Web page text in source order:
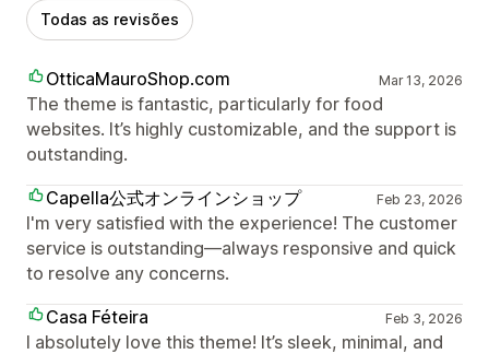
Todas as revisões
OtticaMauroShop.com Mar 13, 2026
The theme is fantastic, particularly for food
websites. It’s highly customizable, and the support is
outstanding.
Capella公式オンラインショップ
Feb 23, 2026
I'm very satisfied with the experience! The customer
service is outstanding—always responsive and quick
to resolve any concerns.
Casa Féteira
Feb 3, 2026
I absolutely love this theme! It’s sleek, minimal, and